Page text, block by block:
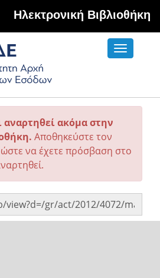
Hλεκτρονική Βιβλιοθήκη
Toggle
αναρτηθεί ακόμα στην
Αποθηκεύστε τον
να έχετε πρόσβαση στο